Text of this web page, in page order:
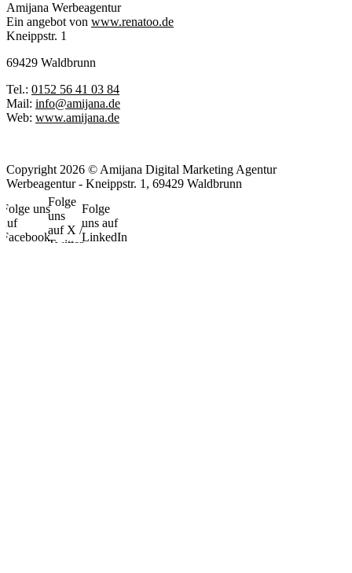
Amijana Werbeagentur
Ein angebot von www.renatoo.de
Kneippstr. 1
69429 Waldbrunn
Tel.: 0152 56 41 03 84
Mail: info@amijana.de
Web: www.amijana.de
Copyright 2026 © Amijana Digital Marketing Agentur
Werbeagentur - Kneippstr. 1, 69429 Waldbrunn
Folge uns
auf
Facebook
Folge
uns
auf X /
Twitter
Folge
uns auf
LinkedIn